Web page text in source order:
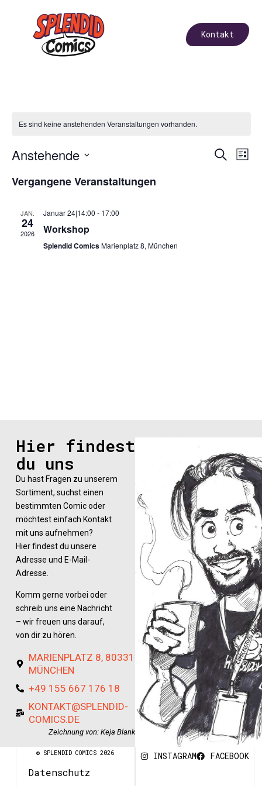
Kontakt
Es sind keine anstehenden Veranstaltungen vorhanden.
Suche
Anstehende
wählen.
Vergangene Veranstaltungen
JAN.
24
2026
Januar 24|14:00 - 17:00
Workshop
Splendid ComicsMarienplatz 8, München
Hier findest
du uns
Du hast Fragen zu unserem
Sortiment, suchst einen
bestimmten Comic oder
möchtest einfach Kontakt
mit uns aufnehmen?
Hier findest du unsere
Adresse und E-Mail-
Adresse.
Komm gerne vorbei oder
schreib uns eine Nachricht
– wir freuen uns darauf,
von dir zu hören.
MARIENPLATZ 8, 80331
MÜNCHEN
+49 155 667 176 18
KONTAKT@SPLENDID-
COMICS.DE
Zeichnung von: Keja Blank
© SPLENDID COMICS 2026
Datenschutz
INSTAGRAM FACEBOOK